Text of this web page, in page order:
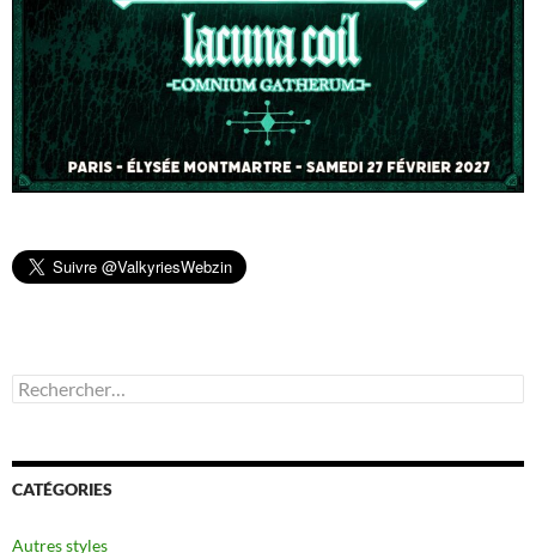
Rechercher :
CATÉGORIES
Autres styles